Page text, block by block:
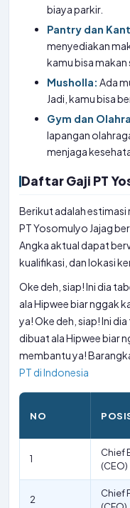
biaya parkir.
Pantry dan
menyediakan
kamu bisa makan
Musholla: Ada
Jadi, kamu bisa
Gym dan
lapangan
menjaga
Daftar Gaji PT
Berikut adalah estimasi
PT Yosomulyo Jajag
Angka aktual dapat
kualifikasi, dan lokasi
Oke deh, siap! Ini dia
ala Hipwee biar nggak
ya! Oke deh, siap! Ini
dibuat ala Hipwee biar
membantu ya!
PT di Indonesia
NO
1
Chief
(CEO)
2
Chief